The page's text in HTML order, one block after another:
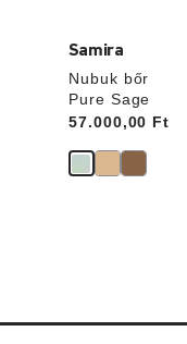
Samira
Nubuk bőr
Pure Sage
Price:
57.000,00 Ft